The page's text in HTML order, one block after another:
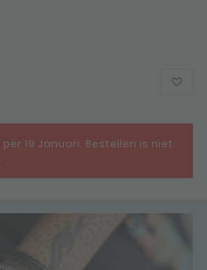
per 19 Januari. Bestellen is niet